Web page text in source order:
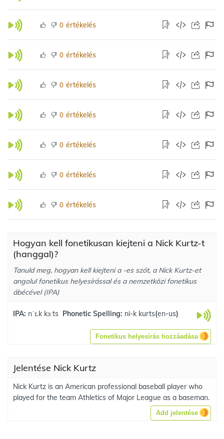
0 értékelés
0 értékelés
0 értékelés
0 értékelés
0 értékelés
0 értékelés
0 értékelés
Hogyan kell fonetikusan kiejteni a Nick Kurtz-t
(hanggal)?
Tanuld meg, hogyan kell kiejteni a -es szót, a Nick Kurtz-et
angolul fonetikus helyesírással és a nemzetközi fonetikus
ábécével (IPA)
IPA: nˈɪ.k kɜːts Phonetic Spelling: ni-k kurts(en-us)
Fonetikus helyesírás hozzáadása
Jelentése Nick Kurtz
Nick Kurtz is an American professional baseball player who
played for the team Athletics of Major League as a baseman.
Add jelentése